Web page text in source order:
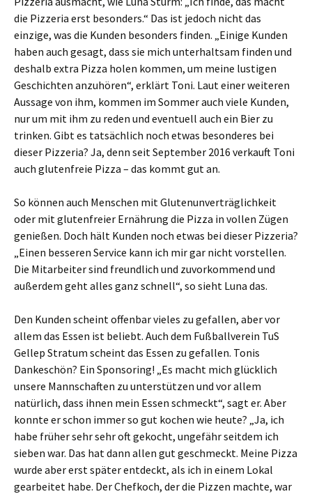
die Pizzeria erst besonders.“ Das ist jedoch nicht das
einzige, was die Kunden besonders finden. „Einige Kunden
haben auch gesagt, dass sie mich unterhaltsam finden und
deshalb extra Pizza holen kommen, um meine lustigen
Geschichten anzuhören“, erklärt Toni. Laut einer weiteren
Aussage von ihm, kommen im Sommer auch viele Kunden,
nur um mit ihm zu reden und eventuell auch ein Bier zu
trinken. Gibt es tatsächlich noch etwas besonderes bei
dieser Pizzeria? Ja, denn seit September 2016 verkauft Toni
auch glutenfreie Pizza – das kommt gut an.
So können auch Menschen mit Glutenunverträglichkeit
oder mit glutenfreier Ernährung die Pizza in vollen Zügen
genießen. Doch hält Kunden noch etwas bei dieser Pizzeria?
„Einen besseren Service kann ich mir gar nicht vorstellen.
Die Mitarbeiter sind freundlich und zuvorkommend und
außerdem geht alles ganz schnell“, so sieht Luna das.
Den Kunden scheint offenbar vieles zu gefallen, aber vor
allem das Essen ist beliebt. Auch dem Fußballverein TuS
Gellep Stratum scheint das Essen zu gefallen. Tonis
Dankeschön? Ein Sponsoring! „Es macht mich glücklich
unsere Mannschaften zu unterstützen und vor allem
natürlich, dass ihnen mein Essen schmeckt“, sagt er. Aber
konnte er schon immer so gut kochen wie heute? „Ja, ich
habe früher sehr sehr oft gekocht, ungefähr seitdem ich
sieben war. Das hat dann allen gut geschmeckt. Meine Pizza
wurde aber erst später entdeckt, als ich in einem Lokal
gearbeitet habe. Der Chefkoch, der die Pizzen machte, war